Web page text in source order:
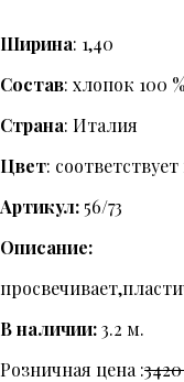
Ширина: 1,40
Состав: хлопок 100 %
Страна: Италия
Цвет:
Артикул: 56/73
Описание:
В наличии:3.2 м.
Розничная цена :